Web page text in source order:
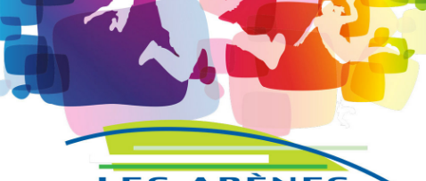
ARÈNES DE METZ
Conception et réalisation des visuels de saisons, publicités,
cartes de vœux et supports promotionnels des Arènes de
Metz
Art Direction, Graphic Design